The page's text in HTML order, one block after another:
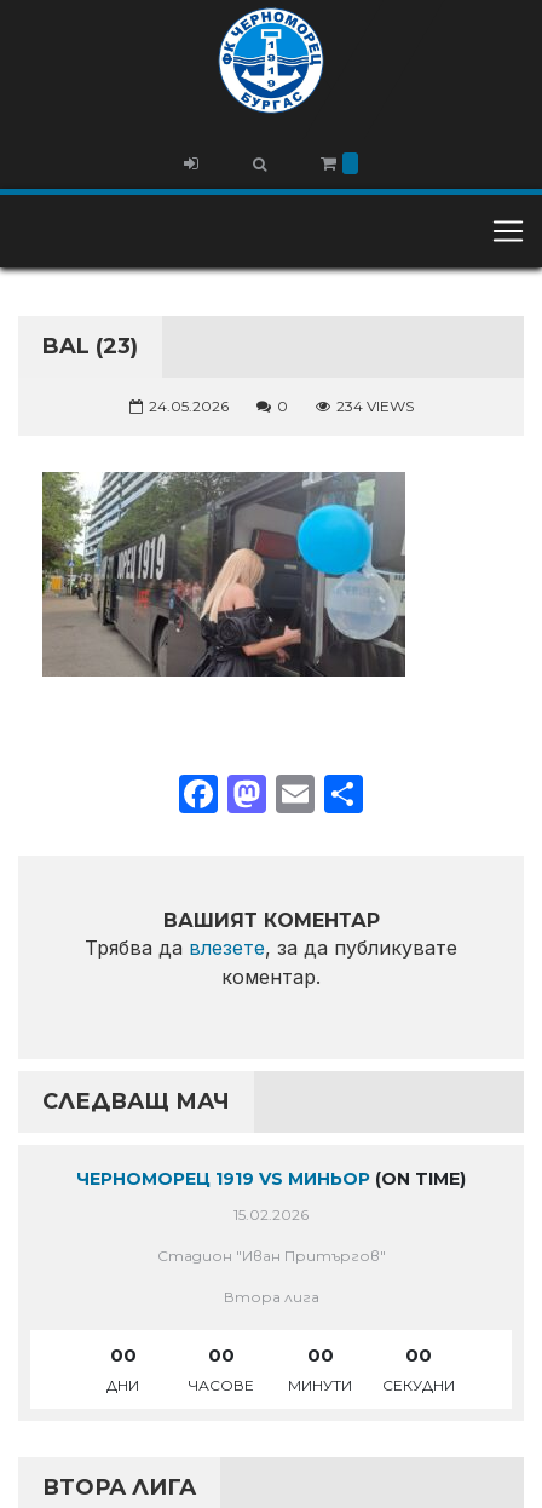
BAL (23)
24.05.2026 0 234 VIEWS
Facebook
Mastodon
Email
ВАШИЯТ КОМЕНТАР
Трябва да влезете, за да публикувате
коментар.
СЛЕДВАЩ МАЧ
ЧЕРНОМОРЕЦ 1919 VS МИНЬОР (ON TIME)
15.02.2026
Стадион "Иван Притъргов"
Втора лига
00
ДНИ
00
ЧАСОВЕ
00
МИНУТИ
00
СЕКУДНИ
ВТОРА ЛИГА